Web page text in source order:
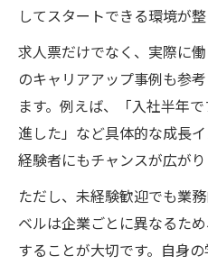
してスタートできる環境が整
求人票だけでなく、実際に
のキャリアアップ事例も参
ます。例えば、「入社半年
進した」など具体的な成長
経験者にもチャンスが広がり
ただし、未経験歓迎でも業
ベルは企業ごとに異なるた
することが大切です。自身